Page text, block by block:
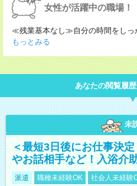
女性が活躍中の職場！
≪残業基本なし≫自分の時間をしっ
もっとみる
あなたの閲覧履
未
＜最短3日後にお仕事決
やお話相手など！入浴介
派遣 職種未経験OK 社会人未経験